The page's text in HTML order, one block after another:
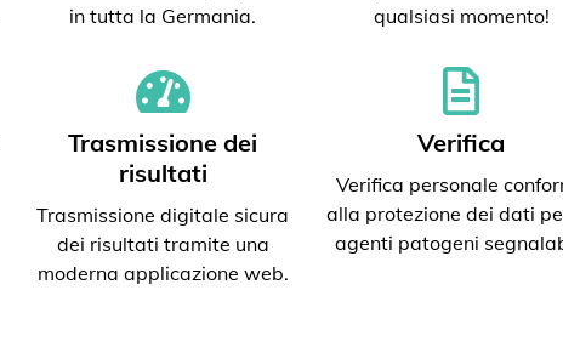
in tutta la Germania.
qualsiasi momento!
Trasmissione dei
risultati
Trasmissione digitale sicura
dei risultati tramite una
moderna applicazione web.
Verifica
Verifica personale
alla protezione dei dati
agenti patogeni